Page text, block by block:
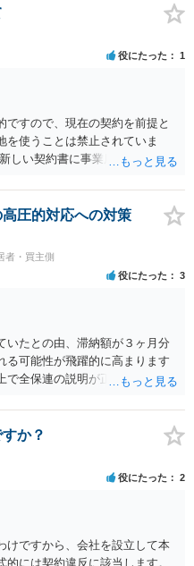
すための便宜的方法として理解
法で進めた方が、連帯保証人で
経済的負担を最小限に食い止
す。
役にたった 1
ですので、現在の契約を前提と
を使うことは禁止されていま
しい契約書に事業用として用い
は入りませんが、提案するのは
圧的対応への対策
者・買主側
役にたった 3
いたとの由、滞納額が３ヶ月分
る可能性が飛躍的に高まります
で全保連の説明が正しければ、
のある返答は期待できないと思
か？
役にたった 2
けですから、会社を設立して本
には契約違反に該当します。